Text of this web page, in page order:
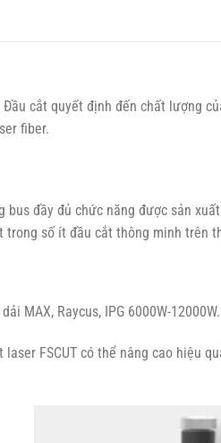
cắt quyết định đến chất lượng
fiber.
đầy đủ chức năng được sản
trong số ít đầu cắt thông minh trên
MAX, Raycus, IPG 6000W-12000W.
FSCUT có thể nâng cao hiệu